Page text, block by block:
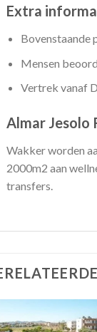
Extra
Bovenstaande
Mensen
Vertrek vanaf
Almar Jesolo
Wakker worden
2000m2 aan
transfers.